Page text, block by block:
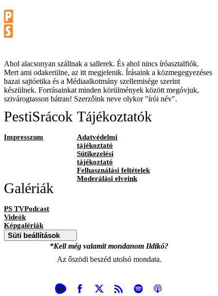
Ahol alacsonyan szállnak a sallerek. És ahol nincs íróasztalfiók.
Mert ami odakerülne, az itt megjelenik. Írásaink a közmegegyezéses
hazai sajtóetika és a Médiaalkotmány szellemisége szerint
készülnek. Forrásainkat minden körülmények között megóvjuk,
szivárogtasson bátran! Szerzőink neve olykor "írói név".
PestiSrácok
Impresszum
Tájékoztatók
Adatvédelmi
tájékoztató
Sütikezelési
tájékoztató
Felhasználási feltételek
Moderálási elveink
Galériák
PS TVPodcast
Videók
Képgalériák
Süti beállítások
*Kell még valamit mondanom Ildikó?
Az őszödi beszéd utolsó mondata.